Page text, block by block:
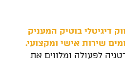
דיגיטלי בוטיק המעניק
שירות אישי ומקצועי.
לפעולה ומלווים את